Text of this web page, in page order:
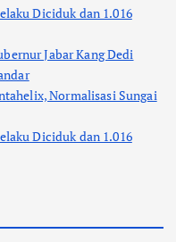
Diciduk dan 1.016
Jabar Kang Dedi
Normalisasi Sungai
Diciduk dan 1.016